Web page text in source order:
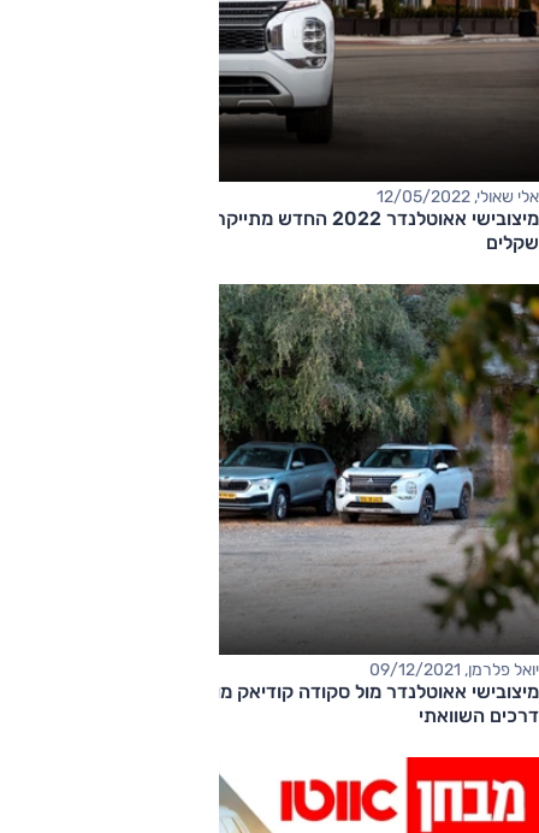
אלי שאולי, 12/05/2022
שקלים
יואל פלרמן, 09/12/2021
דרכים השוואתי